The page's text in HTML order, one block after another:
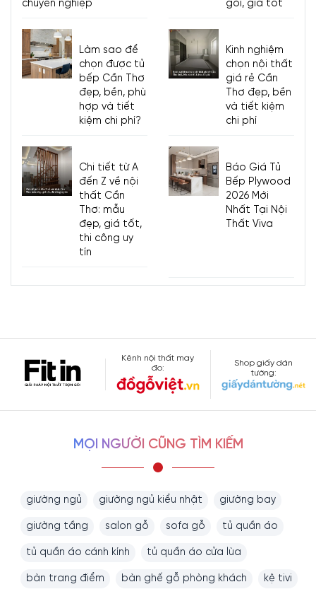
chuyên nghiệp
gói, giá tốt
Làm sao để
chọn được tủ
bếp Cần Thơ
đẹp, bền, phù
hợp và tiết
kiệm chi phí?
Kinh nghiệm
chọn nội thất
giá rẻ Cần
Thơ đẹp, bền
và tiết kiệm
chi phí
Chi tiết từ A
đến Z về nội
thất Cần
Thơ: mẫu
đẹp, giá tốt,
thi công uy
tín
Báo Giá Tủ
Bếp Plywood
2026 Mới
Nhất Tại Nội
Thất Viva
Kênh nội thất may
đo:
Shop giấy dán
tường:
MỌI NGƯỜI CŨNG TÌM KIẾM
giường ngủ giường ngủ kiểu nhật giường bay
giường tầng salon gỗ sofa gỗ tủ quần áo
tủ quần áo cánh kính tủ quần áo cửa lùa
bàn trang điểm bàn ghế gỗ phòng khách kệ tivi